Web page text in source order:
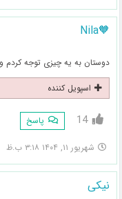
🧡Nila
دوستان به یه چیزی توجه
اسپویل کننده
14 پاسخ
شهریور ۱۱, ۱۴۰۴ ۳:۱۸ ب.ظ
نیکی